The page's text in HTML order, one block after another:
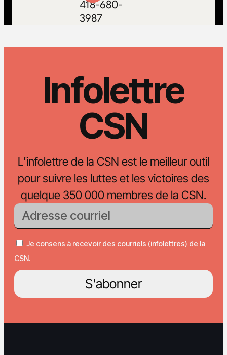
418-680-
3987
Infolettre
CSN
L’infolettre de la CSN est le meilleur outil
pour suivre les luttes et les victoires des
quelque 350 000 membres de la CSN.
Je consens à recevoir des courriels (infolettres) de la
CSN.
S'abonner